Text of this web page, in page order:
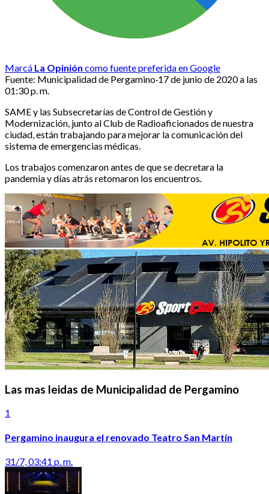
Marcá La Opinión como fuente preferida en Google
Fuente: Municipalidad de Pergamino·17 de junio de 2020 a las
01:30 p. m.
SAME y las Subsecretarías de Control de Gestión y
Modernización, junto al Club de Radioaficionados de nuestra
ciudad, están trabajando para mejorar la comunicación del
sistema de emergencias médicas.
Los trabajos comenzaron antes de que se decretara la
pandemia y días atrás retomaron los encuentros.
Las mas leidas de Municipalidad de Pergamino
1
Pergamino inaugura el renovado Teatro San Martín
31/7, 03:41 p. m.